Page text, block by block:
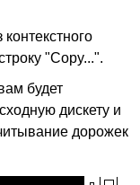
"Copy...".
будет
дискету и
дорожек